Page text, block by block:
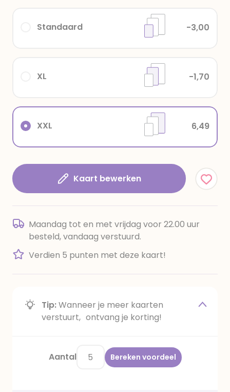
XXL 6,49
XL -1,70
Standaard -3,00
Kaart bewerken
Maandag tot en met vrijdag voor 22.00 uur
besteld, vandaag verstuurd.
Verdien 5 punten met deze kaart!
Tip:Wanneer je meer kaarten
verstuurt, ontvang je korting!
Aantal Bereken voordeel